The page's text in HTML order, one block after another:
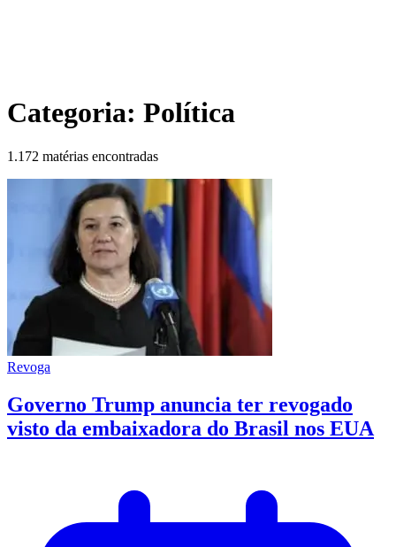
Categoria: Política
1.172 matérias encontradas
Revoga
Governo Trump anuncia ter revogado
visto da embaixadora do Brasil nos EUA